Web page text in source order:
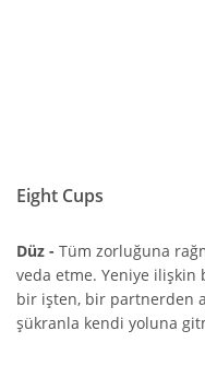
Eight Cups
Düz - Tüm zorluğuna
veda etme. Yeniye
bir işten, bir partnerden
şükranla kendi yoluna